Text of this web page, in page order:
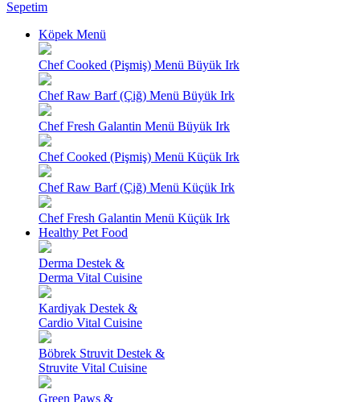
Sepetim
Köpek Menü
Chef Cooked (Pişmiş) Menü Büyük Irk
Chef Raw Barf (Çiğ) Menü Büyük Irk
Chef Fresh Galantin Menü Büyük Irk
Chef Cooked (Pişmiş) Menü Küçük Irk
Chef Raw Barf (Çiğ) Menü Küçük Irk
Chef Fresh Galantin Menü Küçük Irk
Healthy Pet Food
Derma Destek &
Derma Vital Cuisine
Kardiyak Destek &
Cardio Vital Cuisine
Böbrek Struvit Destek &
Struvite Vital Cuisine
Green Paws &